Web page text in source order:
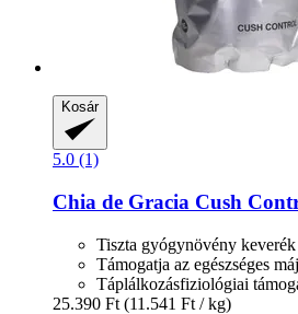
Kosár
5.0 (1)
Chia de Gracia Cush
Tiszta gyógynövény keverék
Támogatja az egészséges
Táplálkozásfiziológiai
25.390 Ft (11.541 Ft / kg)